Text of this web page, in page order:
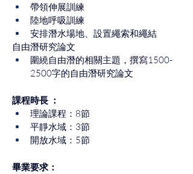
帶領伸展訓練
陸地呼吸訓練
安排潛水場地、設置繩索和繩結
自由潛研究論文
圍繞自由潛的相關主題，撰寫1500-
2500字的自由潛研究論文
課程時長 ：
理論課程：8節
平靜水域：3節
開放水域：5節
畢業要求：